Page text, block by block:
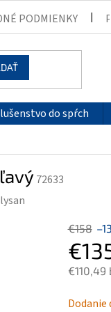
PODMIENKY
do spŕch
72633
€158
€110,49
cena:
Dodanie